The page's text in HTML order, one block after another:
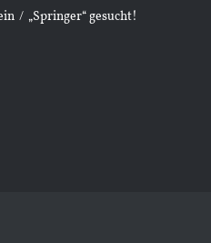
/ „Springer“ gesucht!